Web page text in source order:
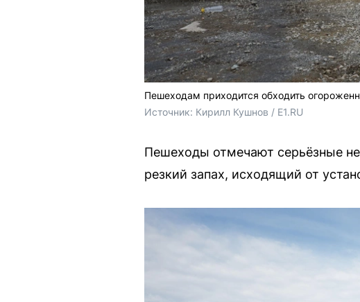
Пешеходам приходится обходить
Источник: Кирилл Кушнов / E1.RU
Пешеходы отмечают серьёзные
резкий запах, исходящий от